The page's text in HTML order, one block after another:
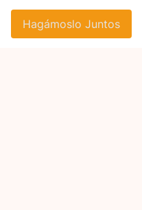
Hagámoslo Juntos